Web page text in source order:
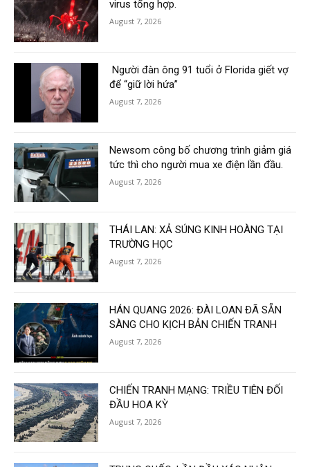
virus tổng hợp.
August 7, 2026
Người đàn ông 91 tuổi ở Florida giết vợ
để “giữ lời hứa”
August 7, 2026
Newsom công bố chương trình giảm giá
tức thì cho người mua xe điện lần đầu.
August 7, 2026
THÁI LAN: XẢ SÚNG KINH HOÀNG TẠI
TRƯỜNG HỌC
August 7, 2026
HÁN QUANG 2026: ĐÀI LOAN ĐÃ SẴN
SÀNG CHO KỊCH BẢN CHIẾN TRANH
August 7, 2026
CHIẾN TRANH MẠNG: TRIỀU TIÊN ĐỐI
ĐẦU HOA KỲ
August 7, 2026